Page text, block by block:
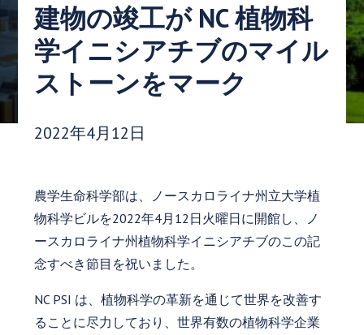
建物の竣工が NC 植物科
学イニシアチブのマイル
ストーンをマーク
発行日:
2022年4月12日
農学生命科学部は、ノースカロライナ州立大学植
物科学ビルを2022年4月12日火曜日に開館し、ノ
ースカロライナ州植物科学イニシアチブのこの記
念すべき節目を祝いました。
NC PSI は、植物科学の革新を通じて世界を改善す
ることに尽力しており、世界有数の植物科学企業